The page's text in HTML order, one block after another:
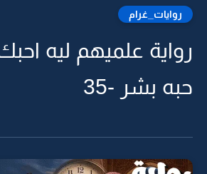
روايات_غرام
رواية علميهم ليه
حبه بشر -35